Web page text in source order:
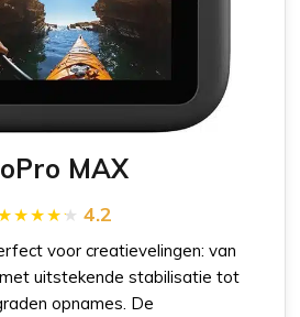
MAX
4.2
voor creatievelingen: van
uitstekende stabilisatie tot
opnames. De